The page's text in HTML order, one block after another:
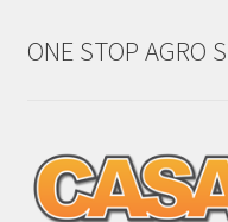
ONE STOP AGRO